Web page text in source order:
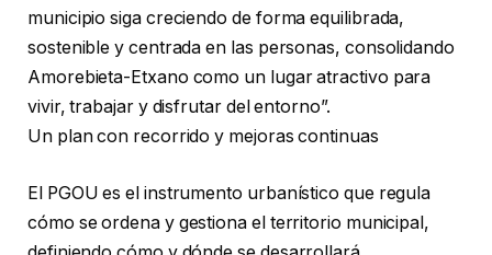
municipio siga creciendo de forma equilibrada,
sostenible y centrada en las personas, consolidando
Amorebieta-Etxano como un lugar atractivo para
vivir, trabajar y disfrutar del entorno”.
Un plan con recorrido y mejoras continuas
El PGOU es el instrumento urbanístico que regula
cómo se ordena y gestiona el territorio municipal,